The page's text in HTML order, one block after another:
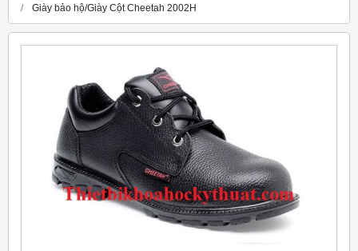
Giày bảo hộ/Giày Cột Cheetah 2002H